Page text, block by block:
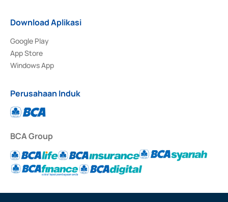
Download Aplikasi
Google Play
App Store
Windows App
Perusahaan Induk
BCA Group